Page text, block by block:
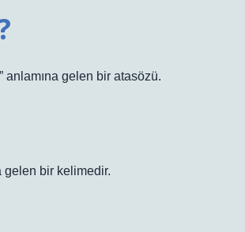
gelen bir atasözü.
gelen bir kelimedir.